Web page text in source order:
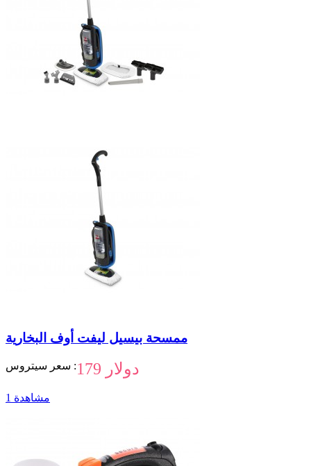
ممسحة بيسيل ليفت أوف البخارية
سعر سيتروس : 179 دولار
1 مشاهدة